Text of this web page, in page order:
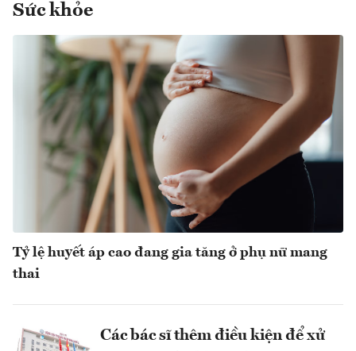
Sức khỏe
Tỷ lệ huyết áp cao đang gia tăng ở phụ nữ mang
thai
Các bác sĩ thêm điều kiện để xử